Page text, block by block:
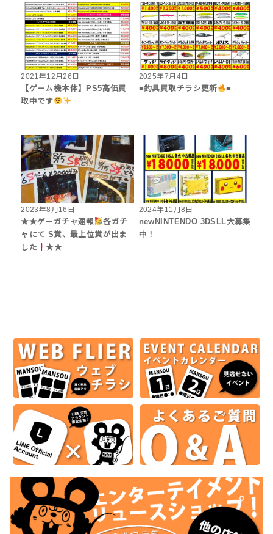
2021年12月26日
【ゲーム機本体】PS5高価買
取中です
2025年7月4日
■‎釣具買取チラシ更新
■
2023年8月16日
★★ゲーガチャ速報
各ガチ
ャにて S賞、最上位賞が出ま
した
★★
2024年11月8日
‎newNINTENDO 3DSLL大募集
中！